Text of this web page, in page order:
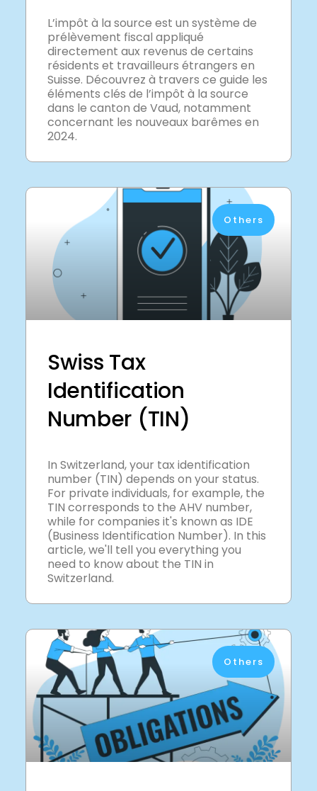
L’impôt à la source est un système de
prélèvement fiscal appliqué
directement aux revenus de certains
résidents et travailleurs étrangers en
Suisse. Découvrez à travers ce guide les
éléments clés de l’impôt à la source
dans le canton de Vaud, notamment
concernant les nouveaux barêmes en
2024.
Others
Swiss Tax
Identification
Number (TIN)
In Switzerland, your tax identification
number (TIN) depends on your status.
For private individuals, for example, the
TIN corresponds to the AHV number,
while for companies it's known as IDE
(Business Identification Number). In this
article, we'll tell you everything you
need to know about the TIN in
Switzerland.
Others